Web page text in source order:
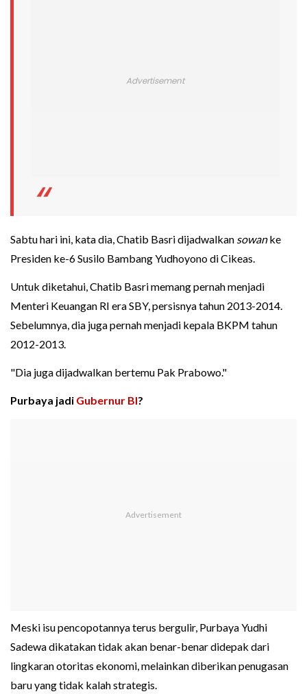
Sabtu hari ini, kata dia, Chatib Basri dijadwalkan sowanke
Presiden ke-6 Susilo Bambang Yudhoyono di Cikeas.
Untuk diketahui, Chatib Basri memang pernah menjadi
Menteri Keuangan RI era SBY, persisnya tahun 2013-2014.
Sebelumnya, dia juga pernah menjadi kepala BKPM tahun
2012-2013.
"Dia juga dijadwalkan bertemu Pak Prabowo."
Purbaya jadi Gubernur BI?
Meski isu pencopotannya terus bergulir, Purbaya Yudhi
Sadewa dikatakan tidak akan benar-benar didepak dari
lingkaran otoritas ekonomi, melainkan diberikan penugasan
baru yang tidak kalah strategis.